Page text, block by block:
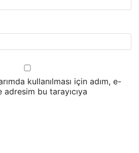
kullanılması için adım, e-
bu tarayıcıya